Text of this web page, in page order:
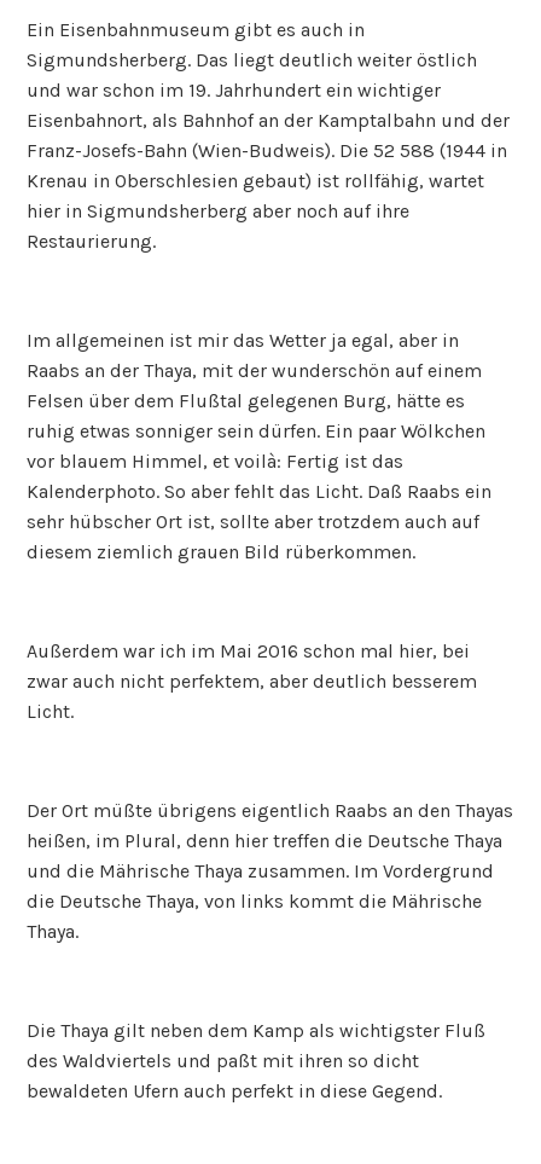
Ein Eisenbahnmuseum gibt es auch in
Sigmundsherberg. Das liegt deutlich weiter östlich
und war schon im 19. Jahrhundert ein wichtiger
Eisenbahnort, als Bahnhof an der Kamptalbahn und der
Franz-Josefs-Bahn (Wien-Budweis). Die 52 588 (1944 in
Krenau in Oberschlesien gebaut) ist rollfähig, wartet
hier in Sigmundsherberg aber noch auf ihre
Restaurierung.
Im allgemeinen ist mir das Wetter ja egal, aber in
Raabs an der Thaya, mit der wunderschön auf einem
Felsen über dem Flußtal gelegenen Burg, hätte es
ruhig etwas sonniger sein dürfen. Ein paar Wölkchen
vor blauem Himmel, et voilà: Fertig ist das
Kalenderphoto. So aber fehlt das Licht. Daß Raabs ein
sehr hübscher Ort ist, sollte aber trotzdem auch auf
diesem ziemlich grauen Bild rüberkommen.
Außerdem war ich im Mai 2016 schon mal hier, bei
zwar auch nicht perfektem, aber deutlich besserem
Licht.
Der Ort müßte übrigens eigentlich Raabs an den Thayas
heißen, im Plural, denn hier treffen die Deutsche Thaya
und die Mährische Thaya zusammen. Im Vordergrund
die Deutsche Thaya, von links kommt die Mährische
Thaya.
Die Thaya gilt neben dem Kamp als wichtigster Fluß
des Waldviertels und paßt mit ihren so dicht
bewaldeten Ufern auch perfekt in diese Gegend.